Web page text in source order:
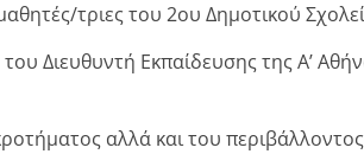
τριες του 2ου Δημοτικού
Διευθυντή Εκπαίδευσης της Α’
αλλά και του